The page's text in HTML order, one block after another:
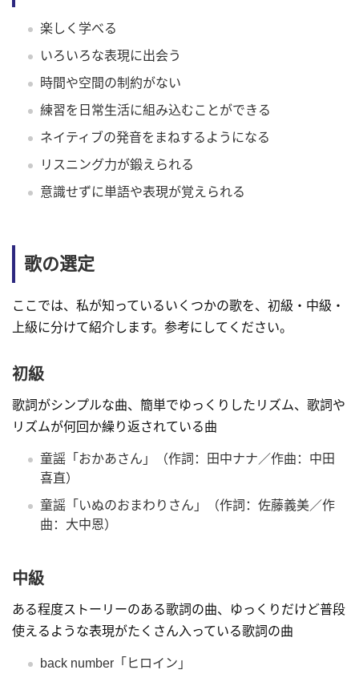
楽しく学べる
いろいろな表現に出会う
時間や空間の制約がない
練習を日常生活に組み込むことができる
ネイティブの発音をまねするようになる
リスニング力が鍛えられる
意識せずに単語や表現が覚えられる
歌の選定
ここでは、私が知っているいくつかの歌を、初級・中級・
上級に分けて紹介します。参考にしてください。
初級
歌詞がシンプルな曲、簡単でゆっくりしたリズム、歌詞や
リズムが何回か繰り返されている曲
童謡「おかあさん」（作詞：田中ナナ／作曲：中田
喜直）
童謡「いぬのおまわりさん」（作詞：佐藤義美／作
曲：大中恩）
中級
ある程度ストーリーのある歌詞の曲、ゆっくりだけど普段
使えるような表現がたくさん入っている歌詞の曲
back number「ヒロイン」